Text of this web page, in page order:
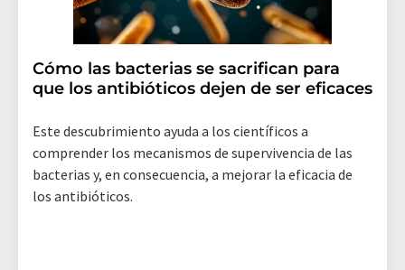
Cómo las bacterias se sacrifican para
que los antibióticos dejen de ser eficaces
Este descubrimiento ayuda a los científicos a
comprender los mecanismos de supervivencia de las
bacterias y, en consecuencia, a mejorar la eficacia de
los antibióticos.